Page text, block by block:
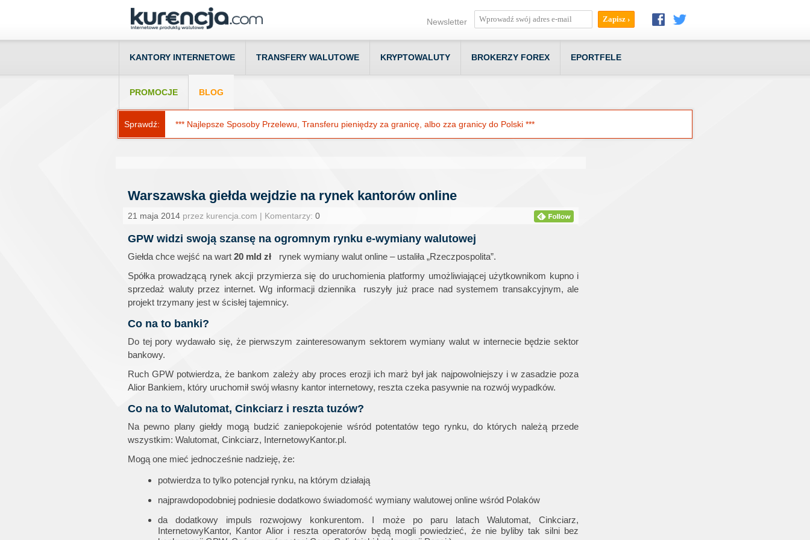
Newsletter
KANTORY INTERNETOWE TRANSFERY WALUTOWE KRYPTOWALUTY BROKERZY FOREX EPORTFELE
PROMOCJE BLOG
Sprawdź: *** Najlepsze Sposoby Przelewu, Transferu pieniędzy za granicę, albo zza granicy do Polski ***
Warszawska giełda wejdzie na rynek kantorów online
21 maja 2014 przez kurencja.com | Komentarzy: 0
GPW widzi swoją szansę na ogromnym rynku e-wymiany walutowej
Giełda chce wejść na wart 20 mld zł rynek wymiany walut online – ustaliła „Rzeczpospolita”.
Spółka prowadzącą rynek akcji przymierza się do uruchomienia platformy umożliwiającej użytkownikom kupno i
sprzedaż waluty przez internet. Wg informacji dziennika ruszyły już prace nad systemem transakcyjnym, ale
projekt trzymany jest w ścisłej tajemnicy.
Co na to banki?
Do tej pory wydawało się, że pierwszym zainteresowanym sektorem wymiany walut w internecie będzie sektor
bankowy.
Ruch GPW potwierdza, że bankom zależy aby proces erozji ich marż był jak najpowolniejszy i w zasadzie poza
Alior Bankiem, który uruchomił swój własny kantor internetowy, reszta czeka pasywnie na rozwój wypadków.
Co na to Walutomat, Cinkciarz i reszta tuzów?
Na pewno plany giełdy mogą budzić zaniepokojenie wśród potentatów tego rynku, do których należą przede
wszystkim: Walutomat, Cinkciarz, InternetowyKantor.pl.
Mogą one mieć jednocześnie nadzieję, że:
potwierdza to tylko potencjał rynku, na którym działają
najprawdopodobniej podniesie dodatkowo świadomość wymiany walutowej online wśród Polaków
da dodatkowy impuls rozwojowy konkurentom. I może po paru latach Walutomat, Cinkciarz,
InternetowyKantor, Kantor Alior i reszta operatorów będą mogli powiedzieć, że nie byliby tak silni bez